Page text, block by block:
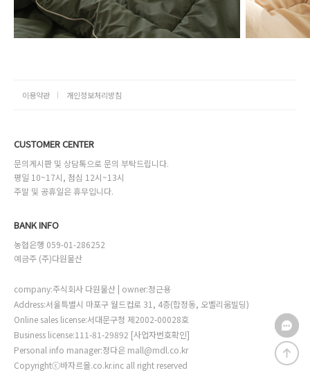
이용약관 개인정보처리방침
CUSTOMER CENTER
문의게시판 및 상담톡으로 문의 부탁드립니다.
평일 10~17시, 점심 12시~13시
주말 및 공휴일은 휴무입니다.
BANK INFO
농협은행 059-01-286252
예금주 (주)다원물산
company:주식회사 다원물산 | owner:정근용
Address:서울특별시 마포구 월드컵로 31, 4층(합정동, 오벨리움빌딩)
Online sales license:서대문구청 제2002-00028호
Business license:111-81-29892 [사업자번호확인]
Personal info manager:정다은 mall@mdl.co.kr
Copyrightⓒ바자르몰.co.kr.inc all right reserved